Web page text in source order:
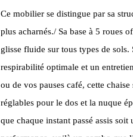
Ce mobilier se distingue par sa
plus acharnés./ Sa base à 5 roues
glisse fluide sur tous types de
respirabilité optimale et un
ou de vos pauses café, cette
réglables pour le dos et la nuque
que chaque instant passé assis